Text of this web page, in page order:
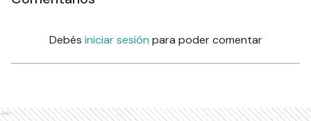
Debés iniciar sesión para poder comentar
Ads